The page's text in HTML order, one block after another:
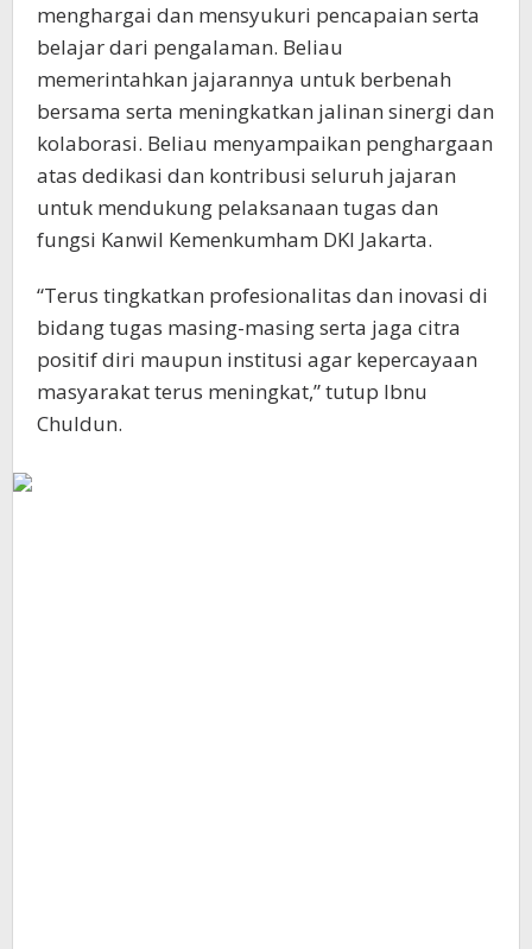
menghargai dan mensyukuri pencapaian serta
belajar dari pengalaman. Beliau
memerintahkan jajarannya untuk berbenah
bersama serta meningkatkan jalinan sinergi dan
kolaborasi. Beliau menyampaikan penghargaan
atas dedikasi dan kontribusi seluruh jajaran
untuk mendukung pelaksanaan tugas dan
fungsi Kanwil Kemenkumham DKI Jakarta.
“Terus tingkatkan profesionalitas dan inovasi di
bidang tugas masing-masing serta jaga citra
positif diri maupun institusi agar kepercayaan
masyarakat terus meningkat,” tutup Ibnu
Chuldun.